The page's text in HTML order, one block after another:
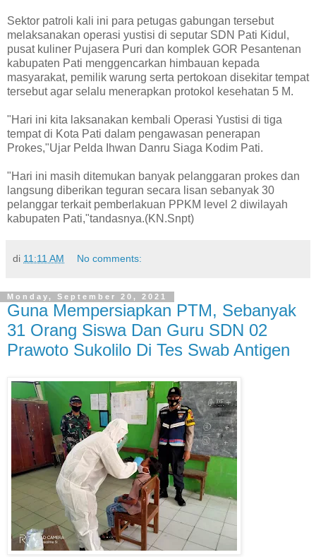
Sektor patroli kali ini para petugas gabungan tersebut
melaksanakan operasi yustisi di seputar SDN Pati Kidul,
pusat kuliner Pujasera Puri dan komplek GOR Pesantenan
kabupaten Pati menggencarkan himbauan kepada
masyarakat, pemilik warung serta pertokoan disekitar tempat
tersebut agar selalu menerapkan protokol kesehatan 5 M.
"Hari ini kita laksanakan kembali Operasi Yustisi di tiga
tempat di Kota Pati dalam pengawasan penerapan
Prokes,"Ujar Pelda Ihwan Danru Siaga Kodim Pati.
"Hari ini masih ditemukan banyak pelanggaran prokes dan
langsung diberikan teguran secara lisan sebanyak 30
pelanggar terkait pemberlakuan PPKM level 2 diwilayah
kabupaten Pati,"tandasnya.(KN.Snpt)
di 11:11 AM No comments:
Monday, September 20, 2021
Guna Mempersiapkan PTM, Sebanyak
31 Orang Siswa Dan Guru SDN 02
Prawoto Sukolilo Di Tes Swab Antigen